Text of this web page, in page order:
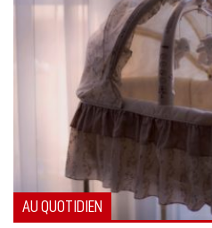
AU QUOTIDIEN